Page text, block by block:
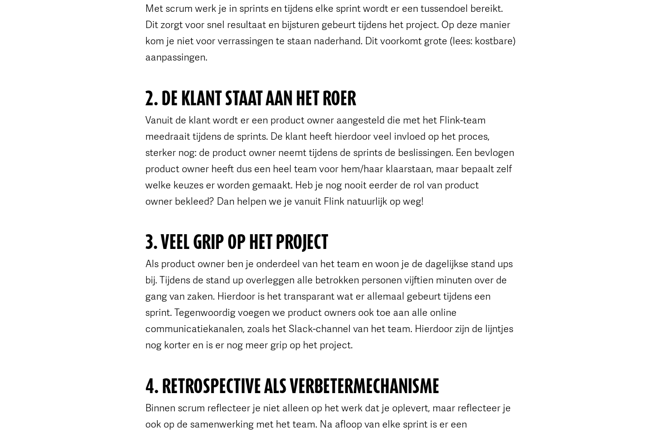
Met scrum werk je in sprints en tijdens elke sprint wordt er een tussendoel bereikt.
Dit zorgt voor snel resultaat en bijsturen gebeurt tijdens het project. Op deze manier
kom je niet voor verrassingen te staan naderhand. Dit voorkomt grote (lees: kostbare)
aanpassingen.
2. DE KLANT STAAT AAN HET ROER
Vanuit de klant wordt er een product owner aangesteld die met het Flink-team
meedraait tijdens de sprints. De klant heeft hierdoor veel invloed op het proces,
sterker nog: de product owner neemt tijdens de sprints de beslissingen. Een bevlogen
product owner heeft dus een heel team voor hem/haar klaarstaan, maar bepaalt zelf
welke keuzes er worden gemaakt. Heb je nog nooit eerder de rol van product
owner bekleed? Dan helpen we je vanuit Flink natuurlijk op weg!
3. VEEL GRIP OP HET PROJECT
Als product owner ben je onderdeel van het team en woon je de dagelijkse stand ups
bij. Tijdens de stand up overleggen alle betrokken personen vijftien minuten over de
gang van zaken. Hierdoor is het transparant wat er allemaal gebeurt tijdens een
sprint. Tegenwoordig voegen we product owners ook toe aan alle online
communicatiekanalen, zoals het Slack-channel van het team. Hierdoor zijn de lijntjes
nog korter en is er nog meer grip op het project.
4. RETROSPECTIVE ALS VERBETERMECHANISME
Binnen scrum reflecteer je niet alleen op het werk dat je oplevert, maar reflecteer je
ook op de samenwerking met het team. Na afloop van elke sprint is er een